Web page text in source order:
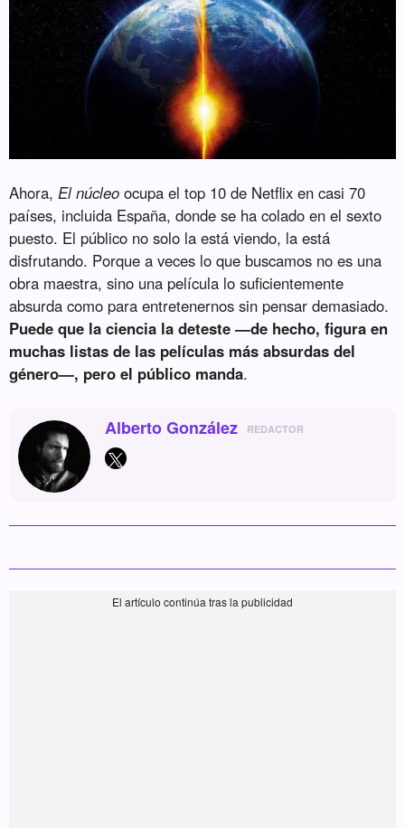
Ahora,El núcleo ocupa el top 10 de Netflix en casi 70
países, incluida España, donde se ha colado en el sexto
puesto. El público no solo la está viendo, la está
disfrutando. Porque a veces lo que buscamos no es una
obra maestra, sino una película lo suficientemente
absurda como para entretenernos sin pensar demasiado.
Puede que la ciencia la deteste —de hecho, figura en
muchas listas de las películas más absurdas del
género—, pero el público manda.
Alberto González REDACTOR